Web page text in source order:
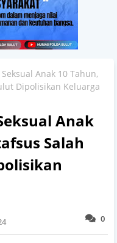
Anak 10 Tahun,
Dipolisikan Keluarga
Anak
Salah
0